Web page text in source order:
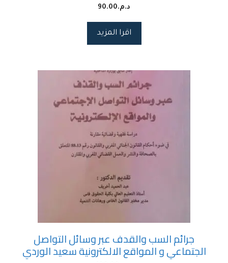
د.م.90.00
اقرا المزيد
جرائم السب والقدف عبر وسائل التواصل
الجتماعي و المواقع الالكترونية سعيد الوردي